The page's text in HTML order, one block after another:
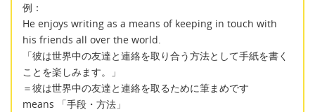
例：
He enjoys writing as a means of keeping in touch with
his friends all over the world.
「彼は世界中の友達と連絡を取り合う方法として手紙を書く
ことを楽しみます。」
＝彼は世界中の友達と連絡を取るために筆まめです
means 「手段・方法」